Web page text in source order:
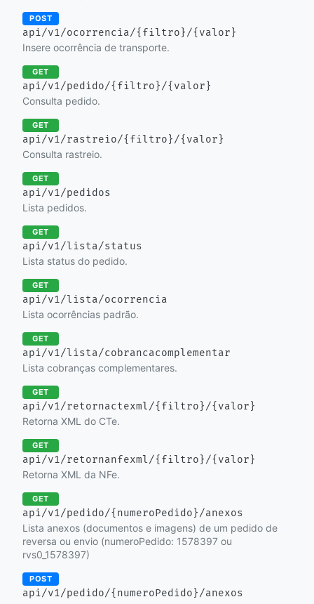
POST
api/v1/ocorrencia/{filtro}/{valor}
Insere ocorrência de transporte.
GET
api/v1/pedido/{filtro}/{valor}
Consulta pedido.
GET
api/v1/rastreio/{filtro}/{valor}
Consulta rastreio.
GET
api/v1/pedidos
Lista pedidos.
GET
api/v1/lista/status
Lista status do pedido.
GET
api/v1/lista/ocorrencia
Lista ocorrências padrão.
GET
api/v1/lista/cobrancacomplementar
Lista cobranças complementares.
GET
api/v1/retornactexml/{filtro}/{valor}
Retorna XML do CTe.
GET
api/v1/retornanfexml/{filtro}/{valor}
Retorna XML da NFe.
GET
api/v1/pedido/{numeroPedido}/anexos
Lista anexos (documentos e imagens) de um pedido de
reversa ou envio (numeroPedido: 1578397 ou
rvs0_1578397)
POST
api/v1/pedido/{numeroPedido}/anexos